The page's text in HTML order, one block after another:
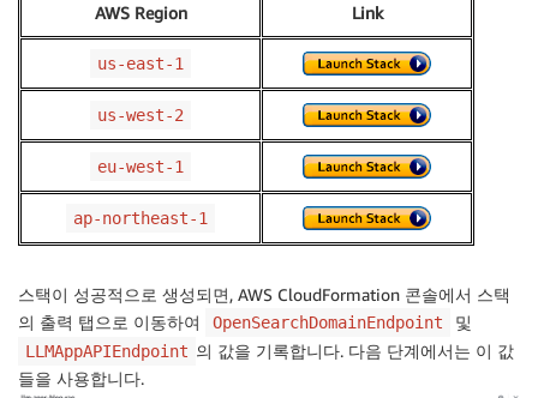
AWS Region Link
us-east-1
us-west-2
eu-west-1
ap-northeast-1
스택이 성공적으로 생성되면, AWS CloudFormation 콘솔에서 스택
의 출력 탭으로 이동하여
OpenSearchDomainEndpoint 및
LLMAppAPIEndpoint 의 값을 기록합니다. 다음 단계에서는 이 값
들을 사용합니다.